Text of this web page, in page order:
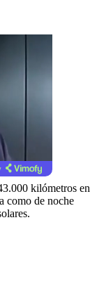
kilómetros en
como de noche